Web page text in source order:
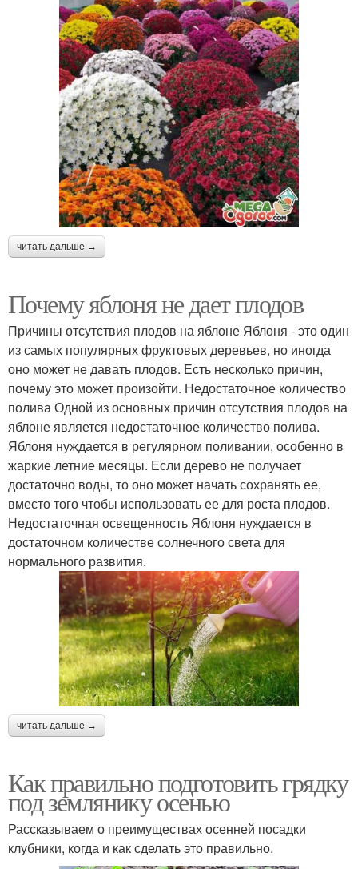
читать дальше →
Почему яблоня не дает плодов
Причины отсутствия плодов на яблоне Яблоня - это один
из самых популярных фруктовых деревьев, но иногда
оно может не давать плодов. Есть несколько причин,
почему это может произойти. Недостаточное количество
полива Одной из основных причин отсутствия плодов на
яблоне является недостаточное количество полива.
Яблоня нуждается в регулярном поливании, особенно в
жаркие летние месяцы. Если дерево не получает
достаточно воды, то оно может начать сохранять ее,
вместо того чтобы использовать ее для роста плодов.
Недостаточная освещенность Яблоня нуждается в
достаточном количестве солнечного света для
нормального развития.
читать дальше →
Как правильно подготовить грядку
под землянику осенью
Рассказываем о преимуществах осенней посадки
клубники, когда и как сделать это правильно.